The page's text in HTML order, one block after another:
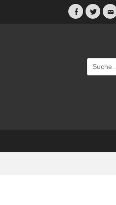
Facebook
Twitter
E-
Suche
nach: